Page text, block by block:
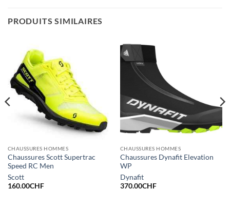
PRODUITS SIMILAIRES
CHAUSSURES HOMMES
Chaussures Scott Supertrac
Speed RC Men
Scott
160.00CHF
CHAUSSURES HOMMES
Chaussures Dynafit Elevation
WP
Dynafit
370.00CHF